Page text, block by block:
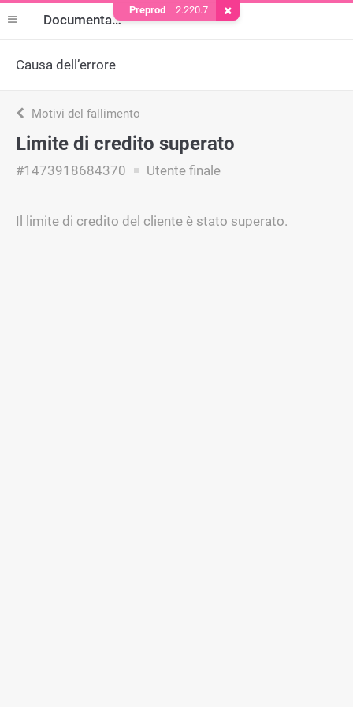
Documentazione
Causa dell’errore
Motivi del fallimento
Limite di credito superato
#1473918684370 Utente finale
Il limite di credito del cliente è stato superato.
Preprod 2.220.7 Rimuovere il cookie